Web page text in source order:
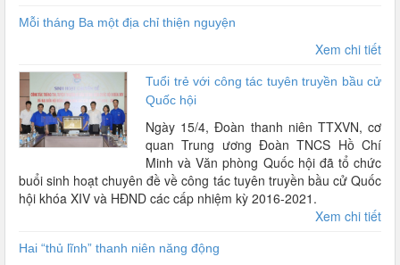
Mỗi tháng Ba một địa chỉ thiện nguyện
Xem chi tiết
Tuổi trẻ với công tác tuyên truyền bầu cử
Quốc hội
Ngày 15/4, Đoàn thanh niên TTXVN, cơ
quan Trung ương Đoàn TNCS Hồ Chí
Minh và Văn phòng Quốc hội đã tổ chức
buổi sinh hoạt chuyên đề về công tác tuyên truyền bầu cử Quốc
hội khóa XIV và HĐND các cấp nhiệm kỳ 2016-2021.
Xem chi tiết
Hai “thủ lĩnh” thanh niên năng động